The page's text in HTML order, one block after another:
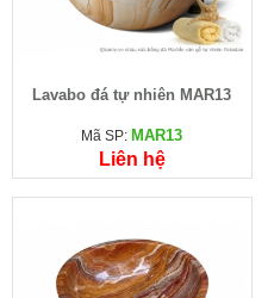
Lavabo đá tự nhiên MAR13
Mã SP: MAR13
Liên hệ